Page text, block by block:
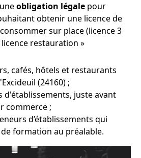
obligation légale pour
obtenir une licence de
sur place (licence 3
restauration »
cafés, hôtels et restaurants
(24160) ;
d'établissements, juste avant
commerce ;
d’établissements qui
de formation au préalable.